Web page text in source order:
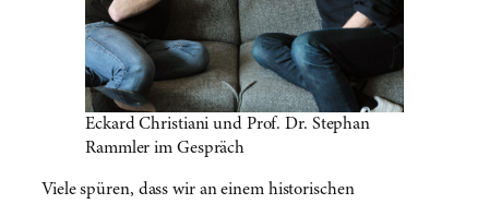
Eckard Christiani und Prof. Dr. Stephan
Rammler im Gespräch
Viele spüren, dass wir an einem historischen